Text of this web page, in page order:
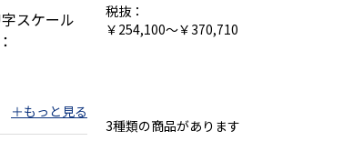
スケール
税抜：
￥254,100～￥370,710
3種類の商品があります